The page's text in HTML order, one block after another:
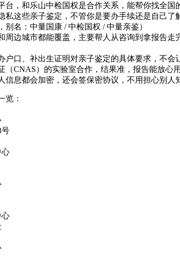
，和乐山中检国权是合作关系，能帮你找全
这些亲子鉴定，不管你是要办手续还是自己了
名：中量国康 / 中检国权 / 中量亲鉴）
边城市都能覆盖，主要帮人从咨询到拿报告走
口、补出生证明对亲子鉴定的具体要求，不会
CNAS）的实验室合作，结果准，报告能放心用
息都会加密，还会签保密协议，不用担心别人
览：
号
心
心